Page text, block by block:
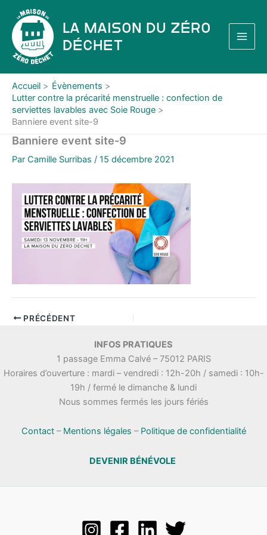
contenu
La Maison du Zéro
Déchet
Accueil
Évènements
Lutter contre la précarité menstruelle : confection de
serviettes lavables avec Soie Rouge
Banniere event site-9
Banniere event site-9
Par Camille Surribas / 15 décembre 2021
PRÉCÉDENT
INFOS PRATIQUES
1 passage Emma Calvé – 75012 PARIS
Horaires d’ouverture : mardi – vendredi : 12h-20h / samedi : 10h-
19h / fermé le dimanche & lundi
Nous sommes fermés les jours fériés
Contact– Mentions légales – Politique de confidentialité
DEVENIR BÉNÉVOLE